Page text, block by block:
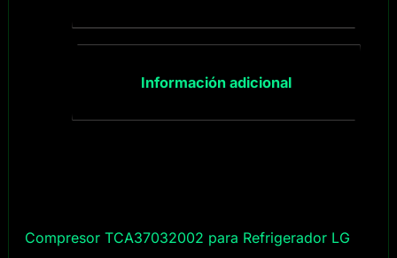
Información adicional
Compresor TCA37032002 para Refrigerador LG